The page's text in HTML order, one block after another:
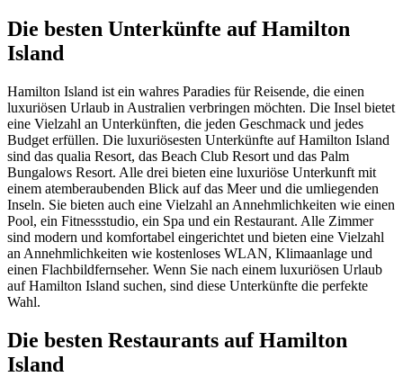
Die besten Unterkünfte auf Hamilton
Island
Hamilton Island ist ein wahres Paradies für Reisende, die einen
luxuriösen Urlaub in Australien verbringen möchten. Die Insel bietet
eine Vielzahl an Unterkünften, die jeden Geschmack und jedes
Budget erfüllen. Die luxuriösesten Unterkünfte auf Hamilton Island
sind das qualia Resort, das Beach Club Resort und das Palm
Bungalows Resort. Alle drei bieten eine luxuriöse Unterkunft mit
einem atemberaubenden Blick auf das Meer und die umliegenden
Inseln. Sie bieten auch eine Vielzahl an Annehmlichkeiten wie einen
Pool, ein Fitnessstudio, ein Spa und ein Restaurant. Alle Zimmer
sind modern und komfortabel eingerichtet und bieten eine Vielzahl
an Annehmlichkeiten wie kostenloses WLAN, Klimaanlage und
einen Flachbildfernseher. Wenn Sie nach einem luxuriösen Urlaub
auf Hamilton Island suchen, sind diese Unterkünfte die perfekte
Wahl.
Die besten Restaurants auf Hamilton
Island